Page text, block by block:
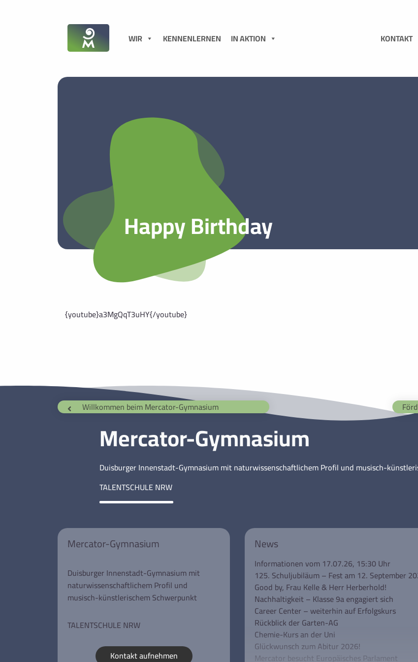
WIR KENNENLERNEN IN AKTION KONTAKT
Happy Birthday
{youtube}a3MgQqT3uHY{/youtube}
Willkommen beim Mercator-Gymnasium
Mercator-Gymnasium
Duisburger Innenstadt-Gymnasium mit naturwissenschaftlichem Profil und musisch-
TALENTSCHULE NRW
Mercator-Gymnasium
Duisburger Innenstadt-Gymnasium mit
naturwissenschaftlichem Profil und
musisch-künstlerischem Schwerpunkt
TALENTSCHULE NRW
Kontakt aufnehmen
News
Informationen vom 17.07.26, 15:30 Uhr
125. Schuljubiläum – Fest am 12. September
Good by, Frau Kelle & Herr Herberhold!
Nachhaltigkeit – Klasse 9a engagiert sich
Career Center – weiterhin auf Erfolgskurs
Rückblick der Garten-AG
Chemie-Kurs an der Uni
Glückwunsch zum Abitur 2026!
Mercator besucht Europäisches Parlament